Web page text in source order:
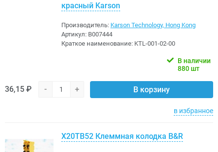
красный Karson
Производитель: Karson Technology, Hong Kong
Артикул: B007444
Краткое наименование: KTL-001-02-00
В наличии
880 шт
36,15 ₽ - + В корзину
в избранное
X20TB52 Клеммная колодка B&R